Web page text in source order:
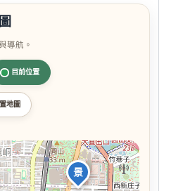
導航。
目前位置
地圖
景